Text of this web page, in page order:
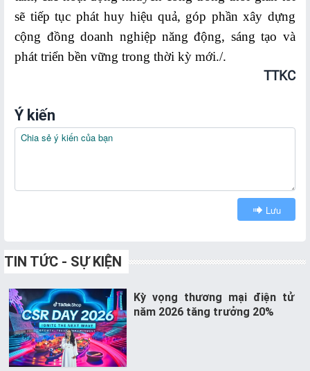
Hoạt
động
thuộc
BẢN
PHÁP
Lĩnh
vực
FTAs
Lĩnh
vực
Logistics
sẽ tiếp tục phát huy hiệu quả, góp phần xây dựng
cộng đồng doanh nghiệp năng động, sáng tạo và
phát triển bền vững trong thời kỳ mới./.
TTKC
Ý kiến
Lưu
TIN TỨC - SỰ KIỆN
Kỳ vọng thương mại điện tử
năm 2026 tăng trưởng 20%